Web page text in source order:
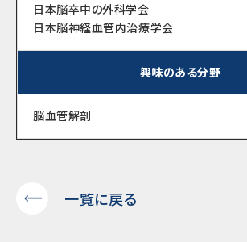
日本脳卒中の外科学会
日本脳神経血管内治療学会
興味のある分野
脳血管解剖
一覧に戻る